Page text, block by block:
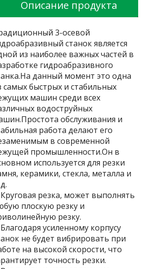
Описание продукта
3-осевой
станок является
из наиболее важных частей в
гидроабразивного
данный момент это одна
самых быстрых и стабильных
машин среди всех
водоструйных
обслуживания и
работа делают его
в современной
промышленности.Он в
используется для резки
керамики, стекла, металла и
Круговая резка, может выполнять
плоскую резку и
резку.
Благодаря усиленному корпусу
не будет вибрировать при
на высокой скорости, что
точность резки.